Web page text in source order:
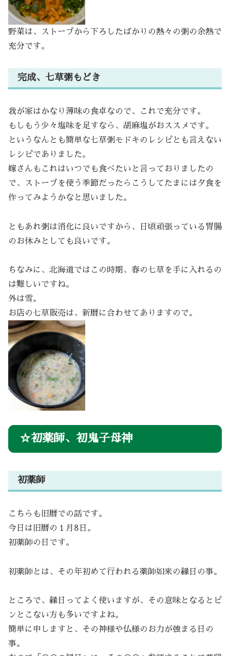
野菜は、ストーブから下ろしたばかりの熱々の粥の余熱で
充分です。
完成、七草粥もどき
我が家はかなり薄味の食卓なので、これで充分です。
もしもう少々塩味を足すなら、胡麻塩がおススメです。
というなんとも簡単な七草粥モドキのレシピとも言えない
レシピでありました。
嫁さんもこれはいつでも食べたいと言っておりましたの
で、ストーブを使う季節だったらこうしてたまには夕食を
作ってみようかなと思いました。
ともあれ粥は消化に良いですから、日頃頑張っている胃腸
のお休みとしても良いです。
ちなみに、北海道ではこの時期、春の七草を手に入れるの
は難しいですね。
外は雪。
お店の七草販売は、新暦に合わせてありますので。
☆初薬師、初鬼子母神
初薬師
こちらも旧暦での話です。
今日は旧暦の１月8日。
初薬師の日です。
初薬師とは、その年初めて行われる薬師如来の縁日の事。
ところで、縁日ってよく使いますが、その意味となるとピ
ンとこない方も多いですよね。
簡単に申しますと、その神様や仏様のお力が強まる日の
事。